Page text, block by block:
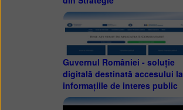
Guvernul României - soluție
digitală destinată accesului la
informațiile de interes public